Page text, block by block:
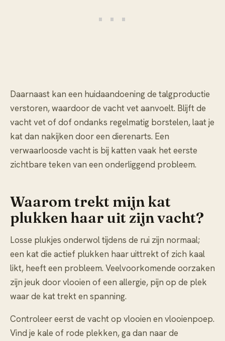
Daarnaast kan een huidaandoening de talgproductie
verstoren, waardoor de vacht vet aanvoelt. Blijft de
vacht vet of dof ondanks regelmatig borstelen, laat je
kat dan nakijken door een dierenarts. Een
verwaarloosde vacht is bij katten vaak het eerste
zichtbare teken van een onderliggend probleem.
Waarom trekt mijn kat
plukken haar uit zijn vacht?
Losse plukjes onderwol tijdens de rui zijn normaal;
een kat die actief plukken haar uittrekt of zich kaal
likt, heeft een probleem. Veelvoorkomende oorzaken
zijn jeuk door vlooien of een allergie, pijn op de plek
waar de kat trekt en spanning.
Controleer eerst de vacht op vlooien en vlooienpoep.
Vind je kale of rode plekken, ga dan naar de